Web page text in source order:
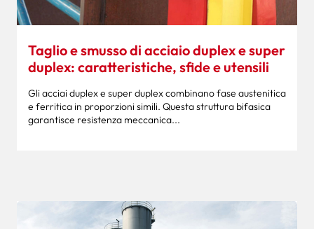
Taglio e smusso di acciaio duplex e super
duplex: caratteristiche, sfide e utensili
Gli acciai duplex e super duplex combinano fase austenitica
e ferritica in proporzioni simili. Questa struttura bifasica
garantisce resistenza meccanica...